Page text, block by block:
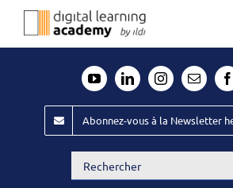
Passer
Évènements ILDI
Offres d’emploi
Abonnez-vous à la Newsletter
Rechercher: